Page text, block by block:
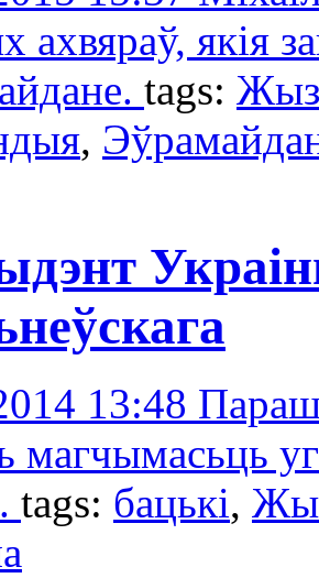
якія
tags:
,
13:48
магчымасьць
tags: бацькі,